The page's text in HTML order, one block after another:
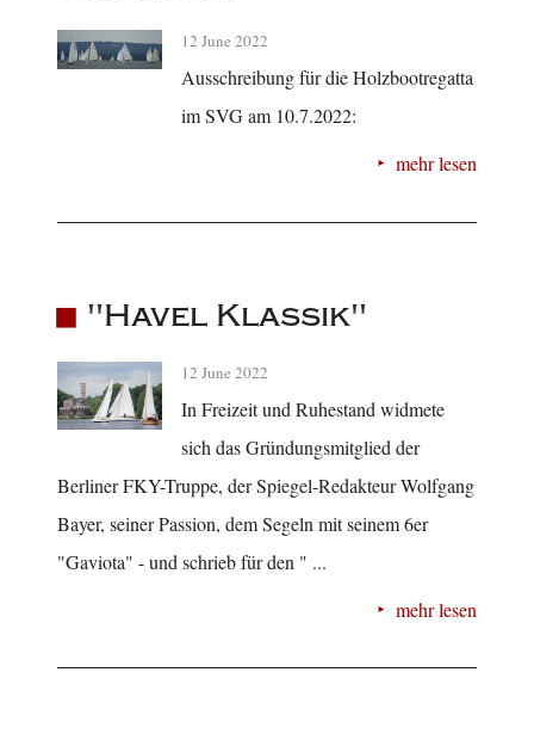
12 June 2022
Ausschreibung für die Holzbootregatta
im SVG am 10.7.2022:
mehr lesen
"Havel Klassik"
12 June 2022
In Freizeit und Ruhestand widmete
sich das Gründungsmitglied der
Berliner FKY-Truppe, der Spiegel-Redakteur Wolfgang
Bayer, seiner Passion, dem Segeln mit seinem 6er
"Gaviota" - und schrieb für den " ...
mehr lesen